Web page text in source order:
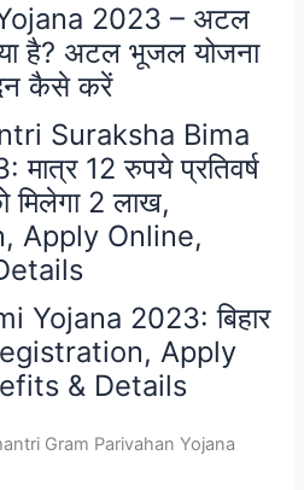
2023 – अटल
है? अटल भूजल योजना
कैसे करें
Suraksha Bima
12 रुपये प्रतिवर्ष
मिलेगा 2 लाख,
Apply Online,
Yojana 2023: बिहार
Apply
& Details
Gram Parivahan Yojana